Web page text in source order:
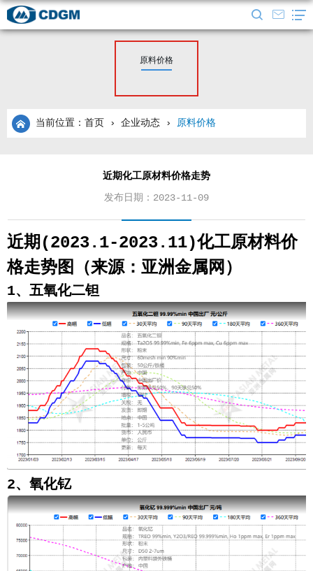
原料价格
当前位置：首页 › 企业动态 › 原料价格
近期化工原材料价格走势
发布日期：2023-11-09
近期(2023.1-2023.11)化工原材料价
格走势图（来源：亚洲金属网）
1、五氧化二钽
2、氧化钇